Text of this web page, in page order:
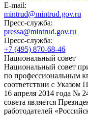
E-mail:
mintrud@mintrud.gov.ru
Пресс-служба:
pressa@mintrud.gov.ru
Пресс-служба:
+7 (495) 870-68-46
Национальный совет
Национальный совет
по профессиональным
соответствии с Указом
16 апреля 2014 года №
совета является
работодателей